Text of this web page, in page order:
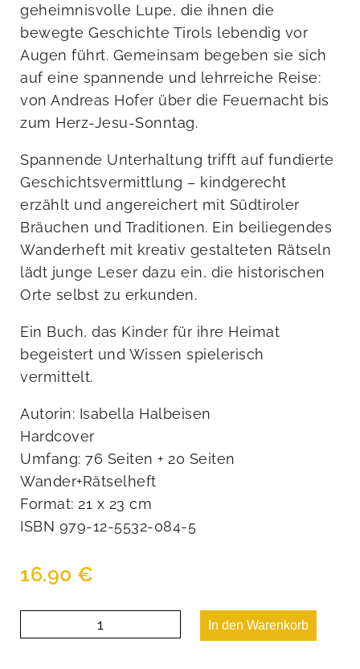
geheimnisvolle Lupe, die ihnen die
bewegte Geschichte Tirols lebendig vor
Augen führt. Gemeinsam begeben sie sich
auf eine spannende und lehrreiche Reise:
von Andreas Hofer über die Feuernacht bis
zum Herz-Jesu-Sonntag.
Spannende Unterhaltung trifft auf fundierte
Geschichtsvermittlung – kindgerecht
erzählt und angereichert mit Südtiroler
Bräuchen und Traditionen. Ein beiliegendes
Wanderheft mit kreativ gestalteten Rätseln
lädt junge Leser dazu ein, die historischen
Orte selbst zu erkunden.
Ein Buch, das Kinder für ihre Heimat
begeistert und Wissen spielerisch
vermittelt.
Autorin: Isabella Halbeisen
Hardcover
Umfang: 76 Seiten + 20 Seiten
Wander+Rätselheft
Format: 21 x 23 cm
ISBN 979-12-5532-084-5
16.90 €
Das
In den Warenkorb